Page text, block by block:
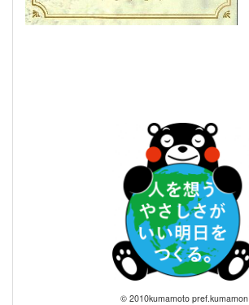
© 2010kumamoto pref.kumamon